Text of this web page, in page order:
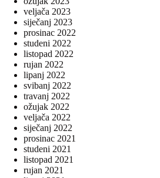
veljača 2023
siječanj 2023
prosinac 2022
studeni 2022
listopad 2022
rujan 2022
lipanj 2022
svibanj 2022
travanj 2022
ožujak 2022
veljača 2022
siječanj 2022
prosinac 2021
studeni 2021
listopad 2021
rujan 2021